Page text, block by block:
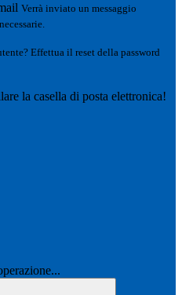
Verrà inviato un messaggio
Effettua il reset della password
la casella di posta elettronica!